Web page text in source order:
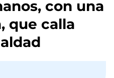
con una
que calla